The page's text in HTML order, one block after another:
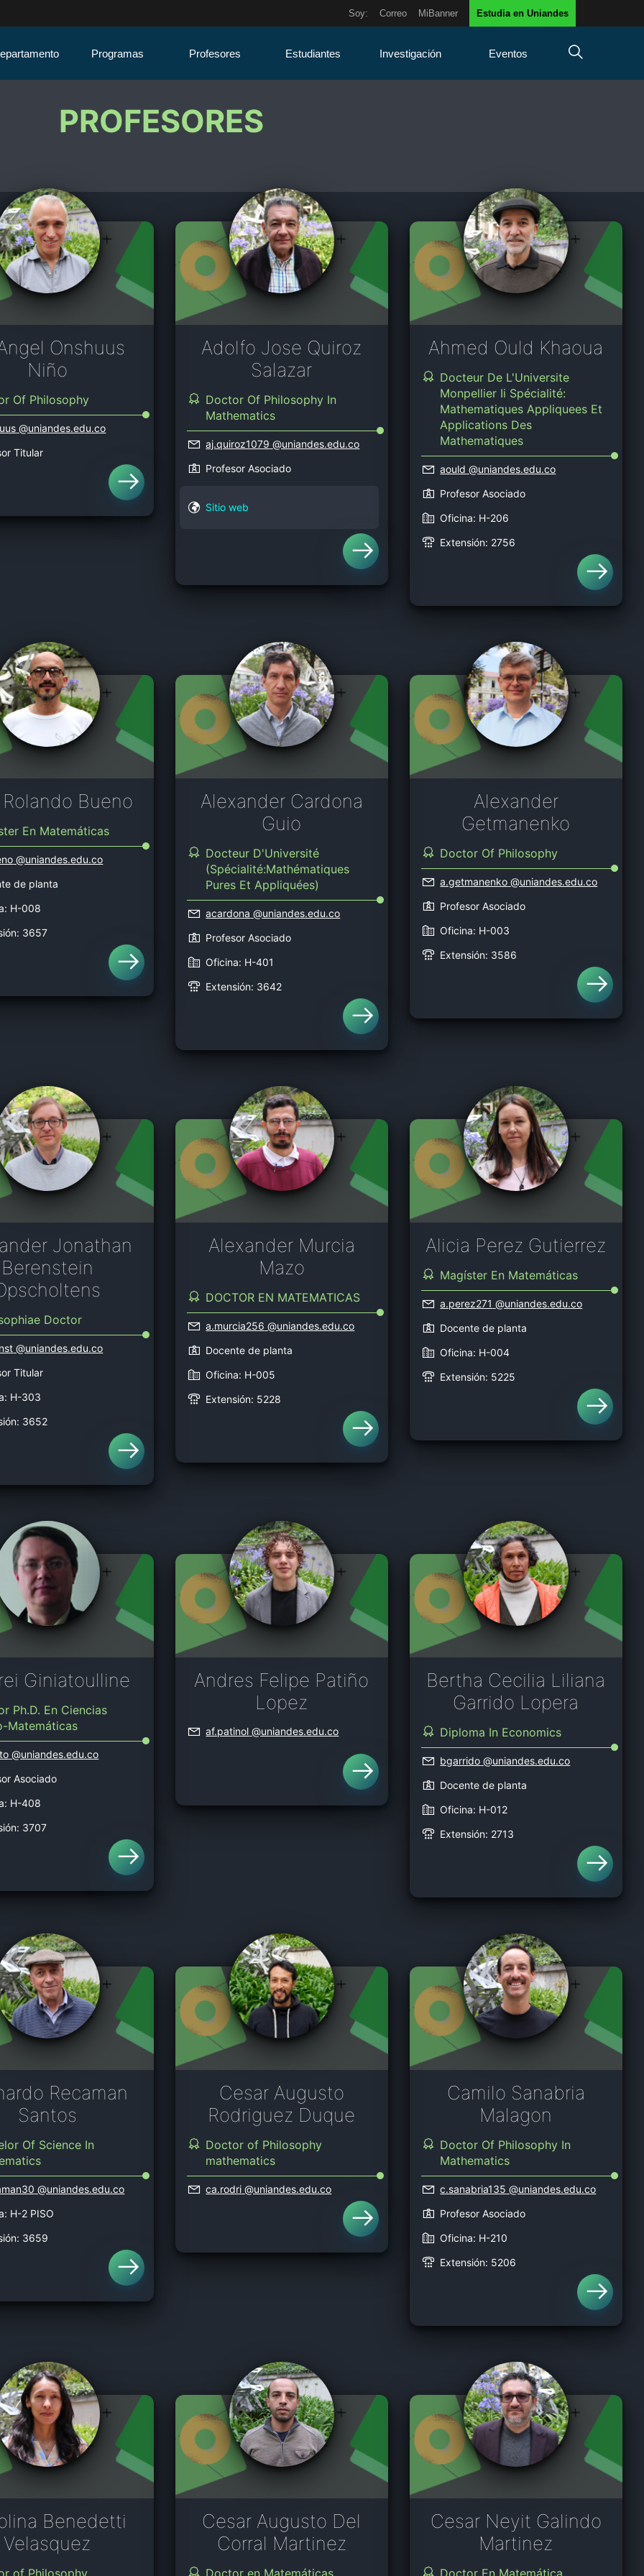
Soy: Correo MiBanner Estudia en Uniandes
Programas Profesores Estudiantes Investigación Eventos
PROFESORES
Onshuus
Niño
Of Philosophy
@uniandes.edu.co
Titular
Adolfo Jose Quiroz
Salazar
Doctor Of Philosophy In
Mathematics
aj.quiroz1079 @uniandes.edu.co
Profesor Asociado
Sitio web
Ahmed Ould Khaoua
Docteur De L'Universite
Monpellier Ii Spécialité:
Mathematiques Appliquees Et
Applications Des
Mathematiques
aould @uniandes.edu.co
Profesor Asociado
Oficina: H-206
Extensión: 2756
Bueno
En Matemáticas
@uniandes.edu.co
de planta
H-008
3657
Alexander Cardona
Guio
Docteur D'Université
(Spécialité:Mathématiques
Pures Et Appliquées)
acardona @uniandes.edu.co
Profesor Asociado
Oficina: H-401
Extensión: 3642
Alexander
Getmanenko
Doctor Of Philosophy
a.getmanenko @uniandes.edu.co
Profesor Asociado
Oficina: H-003
Extensión: 3586
Jonathan
Berenstein
Doctor
@uniandes.edu.co
Titular
H-303
3652
Alexander Murcia
Mazo
DOCTOR EN MATEMATICAS
a.murcia256 @uniandes.edu.co
Docente de planta
Oficina: H-005
Extensión: 5228
Alicia Perez Gutierrez
Magíster En Matemáticas
a.perez271 @uniandes.edu.co
Docente de planta
Oficina: H-004
Extensión: 5225
Giniatoulline
Ph.D. En Ciencias
Matemáticas
@uniandes.edu.co
Asociado
H-408
3707
Andres Felipe Patiño
Lopez
af.patinol @uniandes.edu.co
Bertha Cecilia Liliana
Garrido Lopera
Diploma In Economics
bgarrido @uniandes.edu.co
Docente de planta
Oficina: H-012
Extensión: 2713
Recaman
Santos
Of Science In
@uniandes.edu.co
H-2 PISO
3659
Cesar Augusto
Rodriguez Duque
Doctor of Philosophy
mathematics
ca.rodri @uniandes.edu.co
Camilo Sanabria
Malagon
Doctor Of Philosophy In
Mathematics
c.sanabria135 @uniandes.edu.co
Profesor Asociado
Oficina: H-210
Extensión: 5206
Benedetti
Velasquez
of Philosophy
Cesar Augusto Del
Corral Martinez
Doctor en Matemáticas
Cesar Neyit Galindo
Martinez
Doctor En Matemática